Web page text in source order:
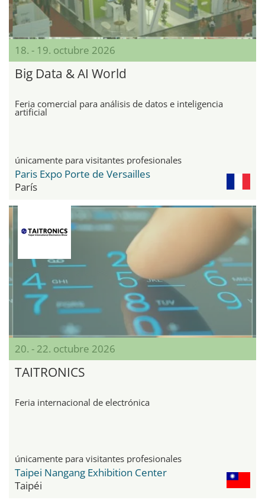
18. - 19. octubre 2026
Big Data & AI World
Feria comercial para análisis de datos e inteligencia
artificial
únicamente para visitantes profesionales
Paris Expo Porte de Versailles
París
20. - 22. octubre 2026
TAITRONICS
Feria internacional de electrónica
únicamente para visitantes profesionales
Taipei Nangang Exhibition Center
Taipéi